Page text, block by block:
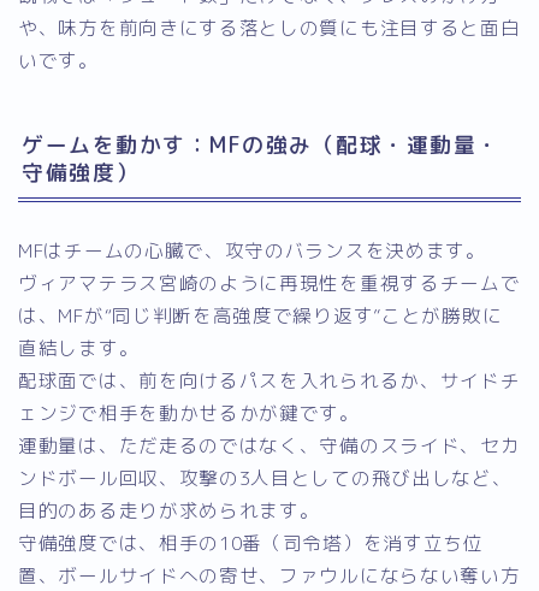
や、味方を前向きにする落としの質にも注目すると面白
いです。
ゲームを動かす：MFの強み（配球・運動量・
守備強度）
MFはチームの心臓で、攻守のバランスを決めます。
ヴィアマテラス宮崎のように再現性を重視するチームで
は、MFが“同じ判断を高強度で繰り返す”ことが勝敗に
直結します。
配球面では、前を向けるパスを入れられるか、サイドチ
ェンジで相手を動かせるかが鍵です。
運動量は、ただ走るのではなく、守備のスライド、セカ
ンドボール回収、攻撃の3人目としての飛び出しなど、
目的のある走りが求められます。
守備強度では、相手の10番（司令塔）を消す立ち位
置、ボールサイドへの寄せ、ファウルにならない奪い方